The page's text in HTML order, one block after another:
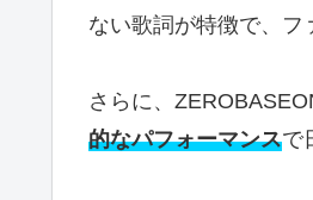
ない歌詞が特徴で、フ
さらに、
的なパフォーマンスで